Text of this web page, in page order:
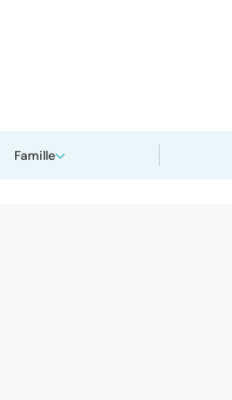
Famille